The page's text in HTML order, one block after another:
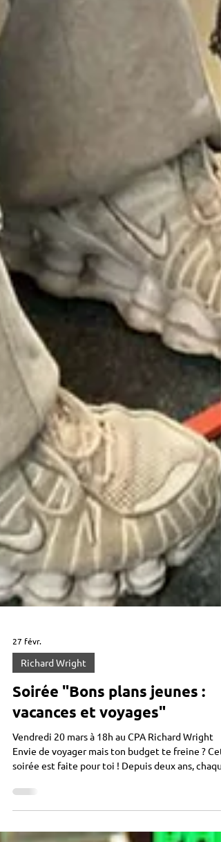
27 févr.
Soirée "Bons plans jeunes :
vacances et voyages"
Vendredi 20 mars à 18h au CPA Richard Wright
Envie de voyager mais ton budget te freine ?
mois de septembre, Gabriela (21 ans) et Nawel
ans) partent sac au dos à la découverte de